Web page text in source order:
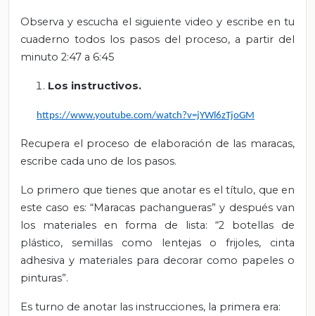
Observa y escucha el siguiente video y escribe en tu
cuaderno todos los pasos del proceso, a partir del
minuto 2:47 a 6:45
Los instructivos.
https://www.youtube.com/watch?v=jYWl6zTjoGM
Recupera el proceso de elaboración de las maracas,
escribe cada uno de los pasos.
Lo primero que tienes que anotar es el título, que en
este caso es: “Maracas pachangueras” y después van
los materiales en forma de lista: “2 botellas de
plástico, semillas como lentejas o frijoles, cinta
adhesiva y materiales para decorar como papeles o
pinturas”.
Es turno de anotar las instrucciones, la primera era: